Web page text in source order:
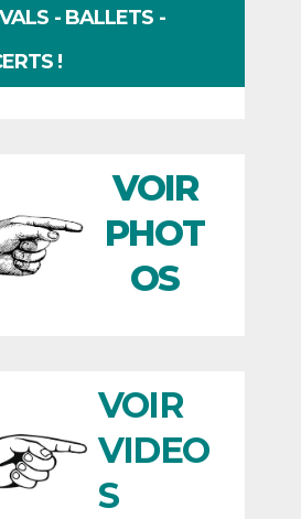
- BALLETS -
!
VOIR
PHOT
OS
VOIR
VIDEO
S